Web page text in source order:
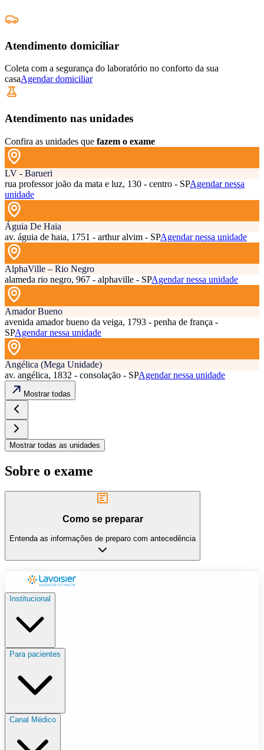
Atendimento domiciliar
Coleta com a segurança do laboratório no conforto da sua
casaAgendar domiciliar
Atendimento nas unidades
Confira as unidades que fazem o exame
LV - Barueri
rua professor joão da mata e luz, 130 - centro - SPAgendar nessa
unidade
Águia De Haia
av. águia de haia, 1751 - arthur alvim - SPAgendar nessa unidade
AlphaVille – Rio Negro
alameda rio negro, 967 - alphaville - SPAgendar nessa unidade
Amador Bueno
avenida amador bueno da veiga, 1793 - penha de frança -
SPAgendar nessa unidade
Angélica (Mega Unidade)
av. angélica, 1832 - consolação - SPAgendar nessa unidade
Mostrar todas
Mostrar todas as unidades
Sobre o exame
Como se preparar
Entenda as informações de preparo com antecedência
Institucional
Para pacientes
Canal Médico